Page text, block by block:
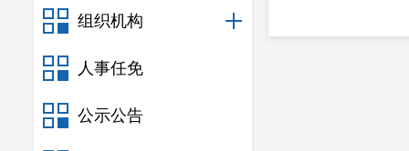
组织机构
人事任免
公示公告